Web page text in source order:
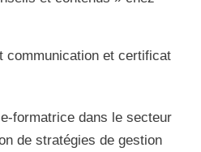
communication et certificat
formatrice dans le secteur
de stratégies de gestion